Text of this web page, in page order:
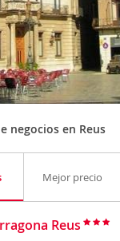
negocios en Reus
Mejor precio
Reus